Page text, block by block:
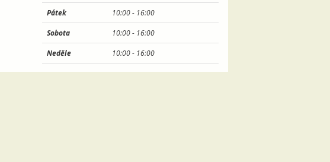
Pátek
10:00 - 16:00
Sobota
10:00 - 16:00
Neděle
10:00 - 16:00